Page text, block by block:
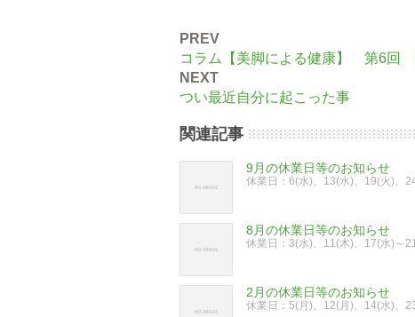
PREV
コラム【美脚による健康】 第6回
NEXT
つい最近自分に起こった事
関連記事
9月の休業日等のお知らせ
休業日：6(水)、13(水)、19(火)、
8月の休業日等のお知らせ
休業日：3(水)、11(木)、17(水)～
2月の休業日等のお知らせ
休業日：5(月)、12(月)、14(水)、